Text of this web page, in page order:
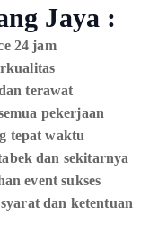
Jaya :
24 jam
terawat
pekerjaan
tepat waktu
dan sekitarnya
event sukses
dan ketentuan